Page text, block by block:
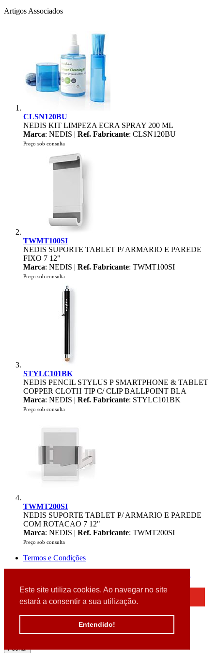
Este site utiliza cookies. Ao navegar no site
estará a consentir a sua utilização.
Entendido!
Artigos Associados
CLSN120BU
NEDIS KIT LIMPEZA ECRA SPRAY 200 ML
Marca: NEDIS | Ref. Fabricante: CLSN120BU
Preço sob consulta
TWMT100SI
NEDIS SUPORTE TABLET P/ ARMARIO E PAREDE
FIXO 7 12"
Marca: NEDIS | Ref. Fabricante: TWMT100SI
Preço sob consulta
STYLC101BK
NEDIS PENCIL STYLUS P SMARTPHONE & TABLET
COPPER CLOTH TIP C/ CLIP BALLPOINT BLA
Marca: NEDIS | Ref. Fabricante: STYLC101BK
Preço sob consulta
TWMT200SI
NEDIS SUPORTE TABLET P/ ARMARIO E PAREDE
COM ROTACAO 7 12"
Marca: NEDIS | Ref. Fabricante: TWMT200SI
Preço sob consulta
Termos e Condições
Detectamos que está a usar um browser desatualizado
Por favor, atualize o seu browser
para garantir uma melhor experiência.
Fechar